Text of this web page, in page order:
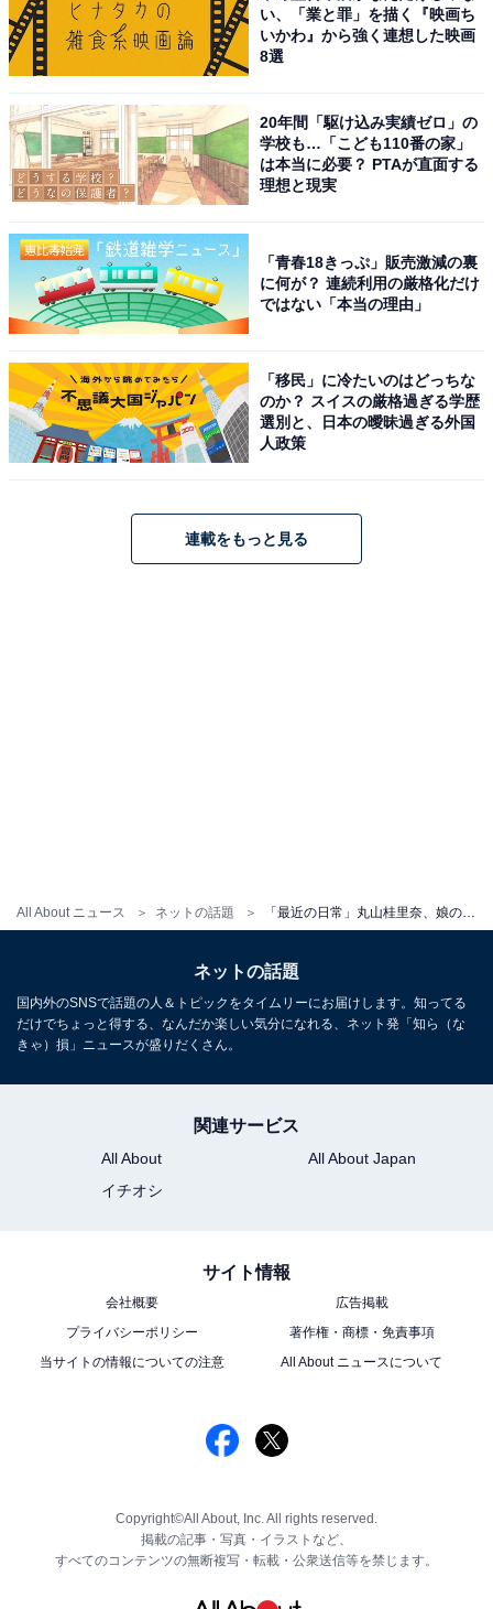
All About ニュース ネットの話題
い、「業と罪」を描く『映画ち
いかわ』から強く連想した映画
8選
20年間「駆け込み実績ゼロ」の
学校も…「こども110番の家」
は本当に必要？ PTAが直面する
理想と現実
「青春18きっぷ」販売激減の裏
に何が？ 連続利用の厳格化だけ
ではない「本当の理由」
「移民」に冷たいのはどっちな
のか？ スイスの厳格過ぎる学歴
選別と、日本の曖昧過ぎる外国
人政策
連載をもっと見る
ネットの話題
国内外のSNSで話題の人＆トピックをタイムリーにお届けします。知ってる
だけでちょっと得する、なんだか楽しい気分になれる、ネット発「知ら（な
きゃ）損」ニュースが盛りだくさん。
関連サービス
All About
All About Japan
イチオシ
サイト情報
会社概要
広告掲載
プライバシーポリシー
著作権・商標・免責事項
当サイトの情報についての注意
All About ニュースについて
Copyright©All About, Inc. All rights reserved.
掲載の記事・写真・イラストなど、
すべてのコンテンツの無断複写・転載・公衆送信等を禁じます。